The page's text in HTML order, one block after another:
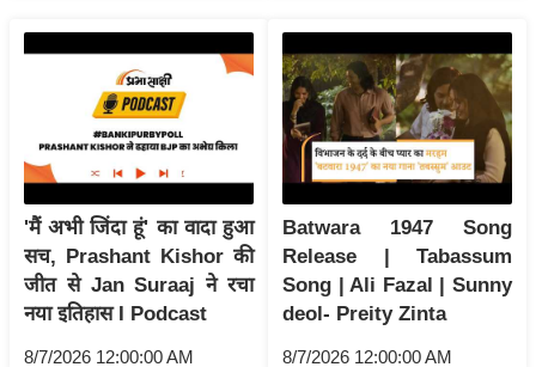
ल्म
स
B
r
e
a
k
i
n
'मैं अभी जिंदा हूं' का वादा हुआ
सच, Prashant Kishor की
जीत से Jan Suraaj ने रचा
नया इतिहास I Podcast
8/7/2026 12:00:00 AM
Batwara 1947 Song
Release | Tabassum
Song | Ali Fazal | Sunny
deol- Preity Zinta
8/7/2026 12:00:00 AM